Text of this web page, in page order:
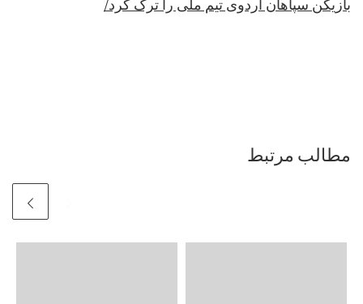
بازیکن سپاهان اردوی تیم ملی را ترک کرد/
مطالب مرتبط